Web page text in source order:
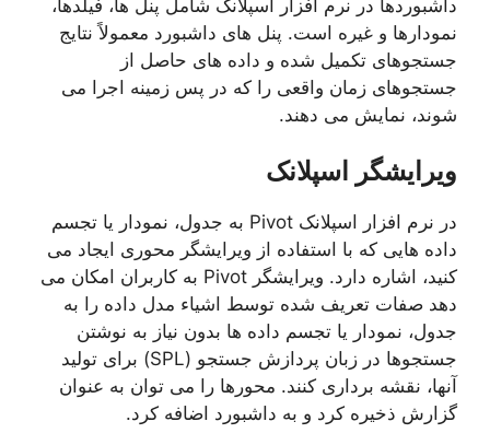
داشبوردها در نرم افزار اسپلانک شامل پنل ها، فیلدها،
نمودارها و غیره است. پنل های داشبورد معمولاً نتایج
جستجوهای تکمیل شده و داده های حاصل از
جستجوهای زمان واقعی را که در پس زمینه اجرا می
شوند، نمایش می دهند.
ویرایشگر اسپلانک
در نرم افزار اسپلانک Pivot به جدول، نمودار یا تجسم
داده هایی که با استفاده از ویرایشگر محوری ایجاد می
کنید، اشاره دارد. ویرایشگر Pivot به کاربران امکان می
دهد صفات تعریف شده توسط اشیاء مدل داده را به
جدول، نمودار یا تجسم داده ها بدون نیاز به نوشتن
جستجوها در زبان پردازش جستجو (SPL) برای تولید
آنها، نقشه برداری کنند. محورها را می توان به عنوان
گزارش ذخیره کرد و به داشبورد اضافه کرد.